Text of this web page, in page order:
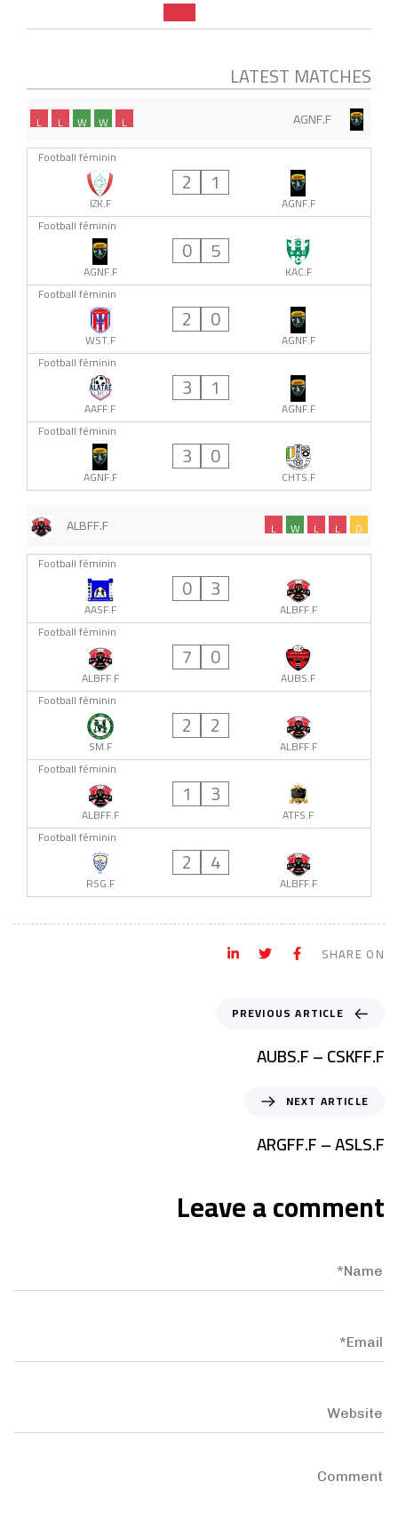
LATEST MATCHES
AGNF.F
L
W
W
L
L
Football féminin
IZK.F
2 1
AGNF.F
Football féminin
AGNF.F
0 5
KAC.F
Football féminin
WST.F
2 0
AGNF.F
Football féminin
AAFF.F
3 1
AGNF.F
Football féminin
AGNF.F
3 0
CHTS.F
ALBFF.F D
L
L
W
L
Football féminin
AASF.F
0 3
ALBFF.F
Football féminin
ALBFF.F
7 0
AUBS.F
Football féminin
SM.F
2 2
ALBFF.F
Football féminin
ALBFF.F
1 3
ATFS.F
Football féminin
RSG.F
2 4
ALBFF.F
SHARE ON
PREVIOUS ARTICLE
AUBS.F – CSKFF.F
NEXT ARTICLE
ARGFF.F – ASLS.F
Leave a comment